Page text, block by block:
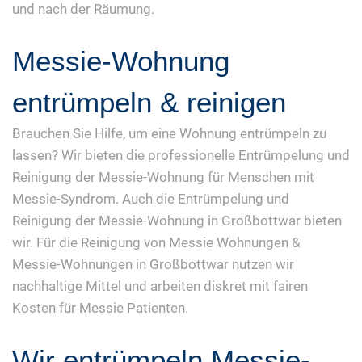
und nach der Räumung.
Messie-Wohnung
entrümpeln & reinigen
Brauchen Sie Hilfe, um eine Wohnung entrümpeln zu
lassen? Wir bieten die professionelle Entrümpelung und
Reinigung der Messie-Wohnung für Menschen mit
Messie-Syndrom. Auch die Entrümpelung und
Reinigung der Messie-Wohnung in Großbottwar bieten
wir. Für die Reinigung von Messie Wohnungen &
Messie-Wohnungen in Großbottwar nutzen wir
nachhaltige Mittel und arbeiten diskret mit fairen
Kosten für Messie Patienten.